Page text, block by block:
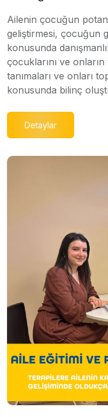
Ailenin çocuğun
geliştirmesi, çocuğun
konusunda
çocuklarını ve
tanımaları ve onları
konusunda bilinç
Detaylar